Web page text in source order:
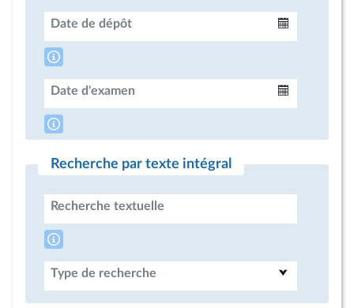
Date de dépôt
Date d'examen
Recherche par texte intégral
Recherche textuelle
Type de recherche